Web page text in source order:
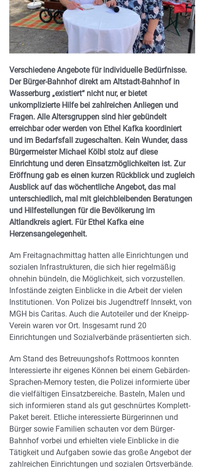
Verschiedene Angebote für individuelle Bedürfnisse.
Der Bürger-Bahnhof direkt am Altstadt-Bahnhof in
Wasserburg „existiert“ nicht nur, er bietet
unkomplizierte Hilfe bei zahlreichen Anliegen und
Fragen. Alle Altersgruppen sind hier gebündelt
erreichbar oder werden von Ethel Kafka koordiniert
und im Bedarfsfall zugeschalten. Kein Wunder, dass
Bürgermeister Michael Kölbl stolz auf diese
Einrichtung und deren Einsatzmöglichkeiten ist. Zur
Eröffnung gab es einen kurzen Rückblick und zugleich
Ausblick auf das wöchentliche Angebot, das mal
unterschiedlich, mal mit gleichbleibenden Beratungen
und Hilfestellungen für die Bevölkerung im
Altlandkreis agiert. Für Ethel Kafka eine
Herzensangelegenheit.
Am Freitagnachmittag hatten alle Einrichtungen und
sozialen Infrastrukturen, die sich hier regelmäßig
ohnehin bündeln, die Möglichkeit, sich vorzustellen.
Infostände zeigten Einblicke in die Arbeit der vielen
Institutionen. Von Polizei bis Jugendtreff Innsekt, von
MGH bis Caritas. Auch die Autoteiler und der Kneipp-
Verein waren vor Ort. Insgesamt rund 20
Einrichtungen und Sozialverbände präsentierten sich.
Am Stand des Betreuungshofs Rottmoos konnten
Interessierte ihr eigenes Können bei einem Gebärden-
Sprachen-Memory testen, die Polizei informierte über
die vielfältigen Einsatzbereiche. Basteln, Malen und
sich informieren stand als gut geschnürtes Komplett-
Paket bereit. Etliche interessierte Bürgerinnen und
Bürger sowie Familien schauten vor dem Bürger-
Bahnhof vorbei und erhielten viele Einblicke in die
Tätigkeit und Aufgaben sowie das große Angebot der
zahlreichen Einrichtungen und sozialen Ortsverbände.